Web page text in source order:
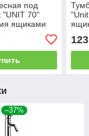
под
"UNIT 70"
ящиками
–37%